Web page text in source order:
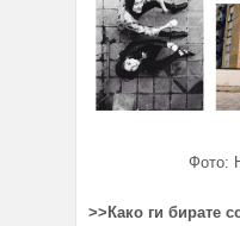
Фото:
>>Како ги бирате